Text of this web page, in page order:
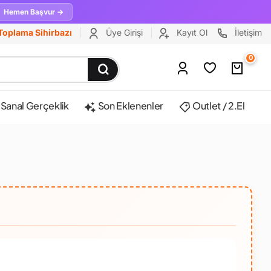
Hemen Başvur →
Sihirbazı Üye Girişi Kayıt Ol İletişim
0
Sanal Gerçeklik Son Eklenenler Outlet / 2.El